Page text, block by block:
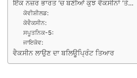
ਇੱਕ ਨਜ਼ਰ ਭਾਰਤ ’ਚ ਬਣੀਆਂ ਕੁਝ ਵੈਕਸੀਨਾਂ ’ਤੇ…
ਕੋਵੀਸ਼ੀਲਡ:
ਕੋਵੈਕਸੀਨ:
ਸਪੂਤਨਿਕ-5:
ਜਾਇਕੋਵ:
ਵੈਕਸੀਨ ਲਾਉਣ ਦਾ ਬਲਿਊਪ੍ਰਿੰਟ ਤਿਆਰ